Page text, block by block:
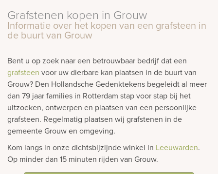
Grafstenen kopen in Grouw
Informatie over het kopen van een grafsteen in
de buurt van Grouw
Bent u op zoek naar een betrouwbaar bedrijf dat een
grafsteen voor uw dierbare kan plaatsen in de buurt van
Grouw? Den Hollandsche Gedenktekens begeleidt al meer
dan 79 jaar families in Rotterdam stap voor stap bij het
uitzoeken, ontwerpen en plaatsen van een persoonlijke
grafsteen. Regelmatig plaatsen wij grafstenen in de
gemeente Grouw en omgeving.
Kom langs in onze dichtsbijzijnde winkel in Leeuwarden.
Op minder dan 15 minuten rijden van Grouw.